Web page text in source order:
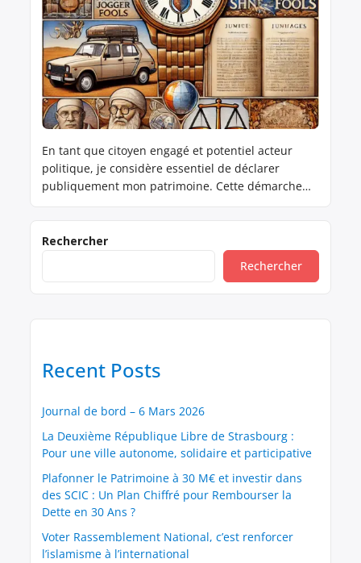
En tant que citoyen engagé et potentiel acteur
politique, je considère essentiel de déclarer
publiquement mon patrimoine. Cette démarche
confiance des citoyens envers leurs représentants.
Voici, en toute transparence, la description de
mon patrimoine actuel : Biens immobiliers •
Rechercher
Rechercher
Recent Posts
Journal de bord – 6 Mars 2026
La Deuxième République Libre de Strasbourg :
Pour une ville autonome, solidaire et participative
Plafonner le Patrimoine à 30 M€ et investir dans
des SCIC : Un Plan Chiffré pour Rembourser la
Dette en 30 Ans ?
Voter Rassemblement National, c’est renforcer
l’islamisme à l’international